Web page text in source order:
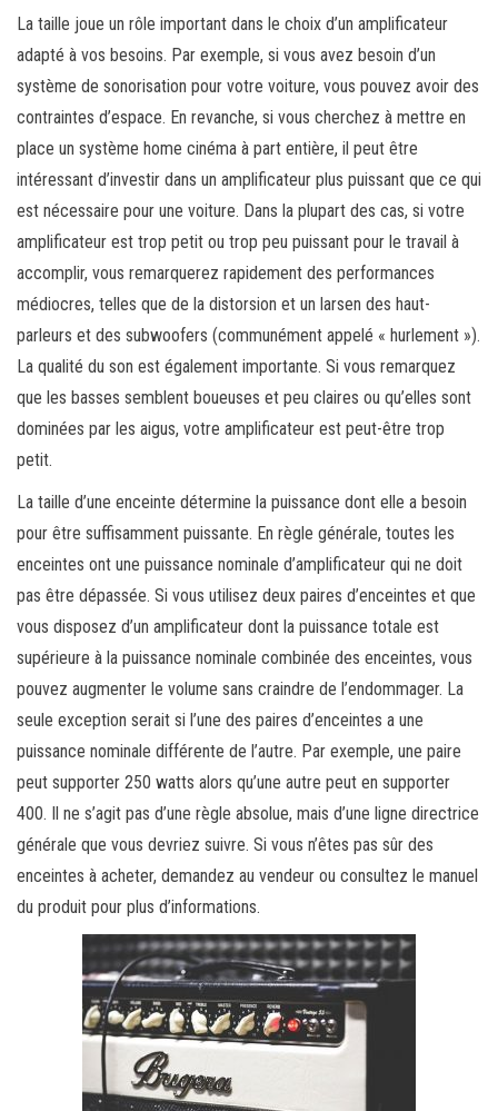
La taille joue un rôle important dans le choix d’un amplificateur
adapté à vos besoins. Par exemple, si vous avez besoin d’un
système de sonorisation pour votre voiture, vous pouvez avoir des
contraintes d’espace. En revanche, si vous cherchez à mettre en
place un système home cinéma à part entière, il peut être
intéressant d’investir dans un amplificateur plus puissant que ce qui
est nécessaire pour une voiture. Dans la plupart des cas, si votre
amplificateur est trop petit ou trop peu puissant pour le travail à
accomplir, vous remarquerez rapidement des performances
médiocres, telles que de la distorsion et un larsen des haut-
parleurs et des subwoofers (communément appelé « hurlement »).
La qualité du son est également importante. Si vous remarquez
que les basses semblent boueuses et peu claires ou qu’elles sont
dominées par les aigus, votre amplificateur est peut-être trop
petit.
La taille d’une enceinte détermine la puissance dont elle a besoin
pour être suffisamment puissante. En règle générale, toutes les
enceintes ont une puissance nominale d’amplificateur qui ne doit
pas être dépassée. Si vous utilisez deux paires d’enceintes et que
vous disposez d’un amplificateur dont la puissance totale est
supérieure à la puissance nominale combinée des enceintes, vous
pouvez augmenter le volume sans craindre de l’endommager. La
seule exception serait si l’une des paires d’enceintes a une
puissance nominale différente de l’autre. Par exemple, une paire
peut supporter 250 watts alors qu’une autre peut en supporter
400. Il ne s’agit pas d’une règle absolue, mais d’une ligne directrice
générale que vous devriez suivre. Si vous n’êtes pas sûr des
enceintes à acheter, demandez au vendeur ou consultez le manuel
du produit pour plus d’informations.